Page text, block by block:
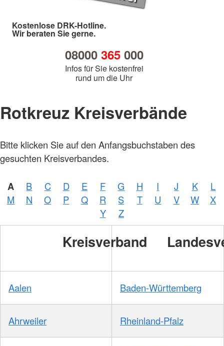
Kostenlose DRK-Hotline.
Wir beraten Sie gerne.
08000 365000
Infos für Sie kostenfrei
rund um die Uhr
Rotkreuz Kreisverbände
Bitte klicken Sie auf den Anfangsbuchstaben des
gesuchten Kreisverbandes.
A B C D E F G H I J K
L
M
N O P Q R S T U V W
X
Y
Z
Kreisverband
Aalen Baden-Württemberg
Ahrweiler Rheinland-Pfalz